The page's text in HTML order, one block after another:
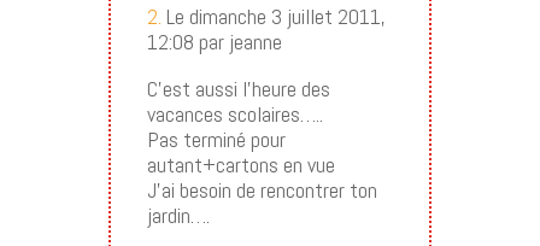
2. Le dimanche 3 juillet 2011,
12:08 par jeanne
C’est aussi l’heure des
vacances scolaires…..
Pas terminé pour
autant+cartons en vue
J’ai besoin de rencontrer ton
jardin….